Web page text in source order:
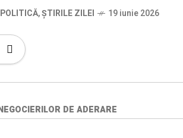
POLITICĂ,ȘTIRILE ZILEI 19 iunie 2026
DE ADERARE